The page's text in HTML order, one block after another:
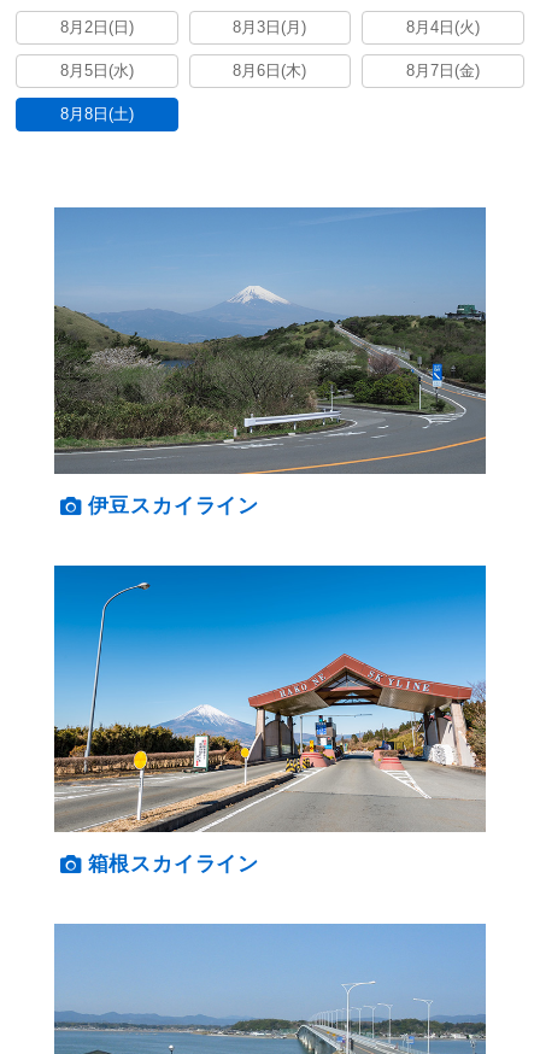
8月2日(日) 8月3日(月) 8月4日(火)
8月5日(水) 8月6日(木) 8月7日(金)
8月8日(土)
伊豆スカイライン
箱根スカイライン